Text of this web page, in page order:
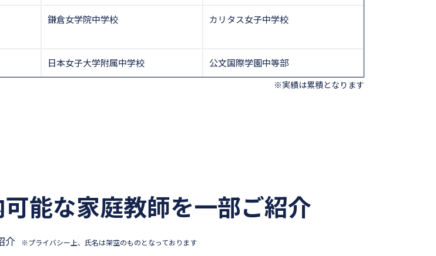
鎌倉女学院中学校 カリタス女子中学校
日本女子大学附属中学校 公文国際学園中等部
※実績は累積となります
能な家庭教師を一部ご紹介
介 ※プライバシー上、氏名は架空のものとなっております